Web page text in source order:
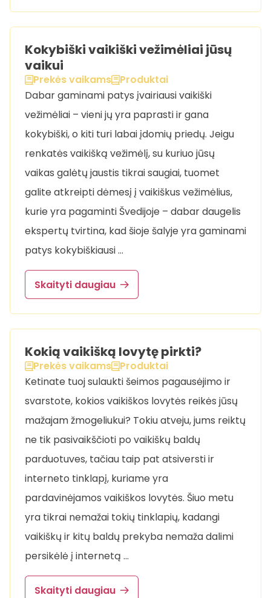
Kokybiški vaikiški vežimėliai jūsų
vaikui
Prekės vaikams
Produktai
Dabar gaminami patys įvairiausi vaikiški
vežimėliai – vieni jų yra paprasti ir gana
kokybiški, o kiti turi labai įdomių priedų. Jeigu
renkatės vaikišką vežimėlį, su kuriuo jūsų
vaikas galėtų jaustis tikrai saugiai, tuomet
galite atkreipti dėmesį į vaikiškus vežimėlius,
kurie yra pagaminti Švedijoje – dabar daugelis
ekspertų tvirtina, kad šioje šalyje yra gaminami
patys kokybiškiausi …
Skaityti daugiau
Kokią vaikišką lovytę pirkti?
Prekės vaikams
Produktai
Ketinate tuoj sulaukti šeimos pagausėjimo ir
svarstote, kokios vaikiškos lovytės reikės jūsų
mažajam žmogeliukui? Tokiu atveju, jums reiktų
ne tik pasivaikščioti po vaikiškų baldų
parduotuves, tačiau taip pat atsiversti ir
interneto tinklapį, kuriame yra
pardavinėjamos vaikiškos lovytės. Šiuo metu
yra tikrai nemažai tokių tinklapių, kadangi
vaikiškų ir kitų baldų prekyba nemaža dalimi
persikėlė į internetą …
Skaityti daugiau